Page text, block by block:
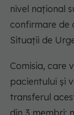
nivel național
confirmare de
Situații de
Comisia, care
pacientului și
transferul